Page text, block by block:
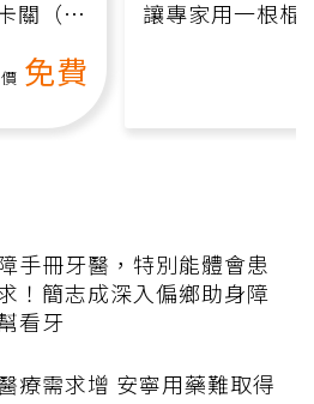
關（線
免費
讓專家用一根棍
手冊牙醫，特別能體會患
！簡志成深入偏鄉助身障
看牙
療需求增 安寧用藥難取得